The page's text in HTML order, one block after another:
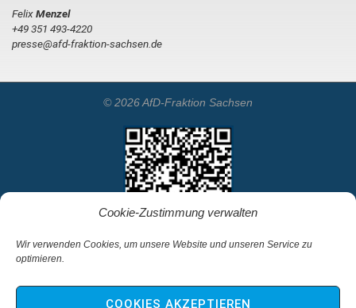
Cookie-Zustimmung verwalten
Wir verwenden Cookies, um unsere Website und unseren Service zu
optimieren.
COOKIES AKZEPTIEREN
FelixMenzel
+49 351 493-4220
presse@afd-fraktion-sachsen.de
© 2026 AfD-Fraktion Sachsen
Startseite
Kontakt